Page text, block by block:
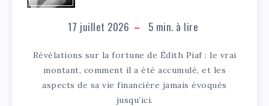
17 juillet 2026 5 min. à lire
Révélations sur la fortune de Édith Piaf : le vrai
montant, comment il a été accumulé, et les
aspects de sa vie financière jamais évoqués
jusqu’ici.